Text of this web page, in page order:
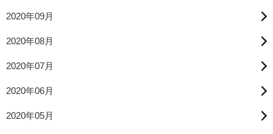
2020年09月
2020年08月
2020年07月
2020年06月
2020年05月